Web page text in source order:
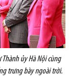
ủy Hà Nội cùng
trưng bày ngoài trời.